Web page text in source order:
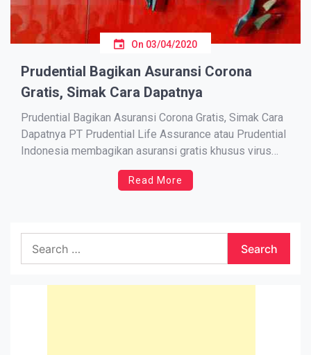
On 03/04/2020
Prudential Bagikan Asuransi Corona
Gratis, Simak Cara Dapatnya
Prudential Bagikan Asuransi Corona Gratis, Simak Cara
Dapatnya PT Prudential Life Assurance atau Prudential
Indonesia membagikan asuransi gratis khusus virus
corona (Covid-19) kepada seluruh Warga Negara
Indonesia (WNI) hingga 30 April 2020 mendatang.
asuransi gratis tersebut dalam rangka peluncuran […]
Read More
for: